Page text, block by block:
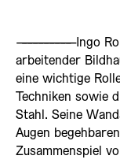
——————————Ingo
arbeitender
eine wichtige
Techniken sowie
Stahl. Seine
Augen
Zusammenspiel